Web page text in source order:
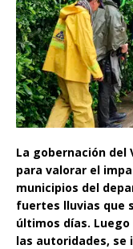
La gobernación del
para valorar el
municipios del
fuertes lluvias que
últimos días.
las autoridades,